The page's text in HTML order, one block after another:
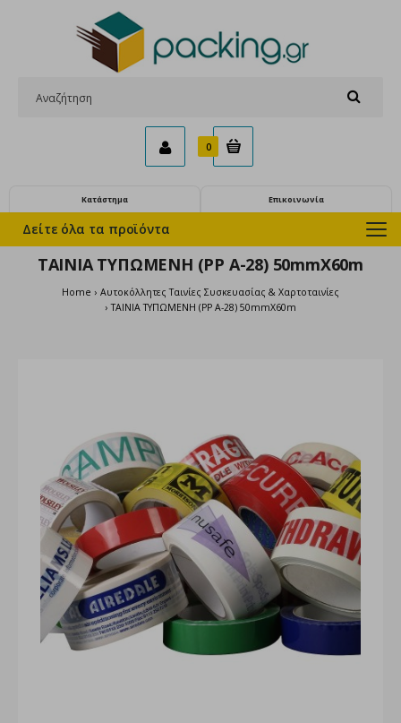
0
Κατάστημα Επικοινωνία
Δείτε όλα τα προϊόντα
ΤΑΙΝΙΑ ΤΥΠΩΜΕΝΗ (PP A-28) 50mmX60m
Home
Αυτοκόλλητες Ταινίες Συσκευασίας & Χαρτοταινίες
ΤΑΙΝΙΑ ΤΥΠΩΜΕΝΗ (PP A-28) 50mmX60m